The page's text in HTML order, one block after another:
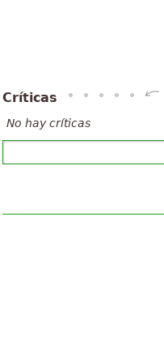
Críticas
No hay críticas